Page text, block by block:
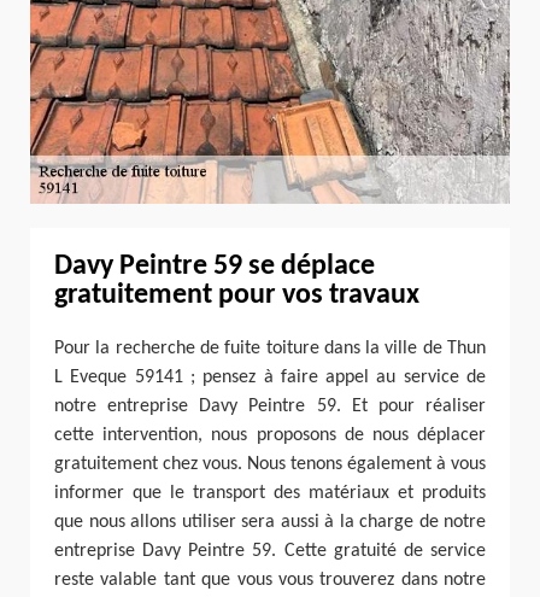
Davy Peintre 59 se déplace
gratuitement pour vos travaux
Pour la recherche de fuite toiture dans la ville de Thun
L Eveque 59141 ; pensez à faire appel au service de
notre entreprise Davy Peintre 59. Et pour réaliser
cette intervention, nous proposons de nous déplacer
gratuitement chez vous. Nous tenons également à vous
informer que le transport des matériaux et produits
que nous allons utiliser sera aussi à la charge de notre
entreprise Davy Peintre 59. Cette gratuité de service
reste valable tant que vous vous trouverez dans notre